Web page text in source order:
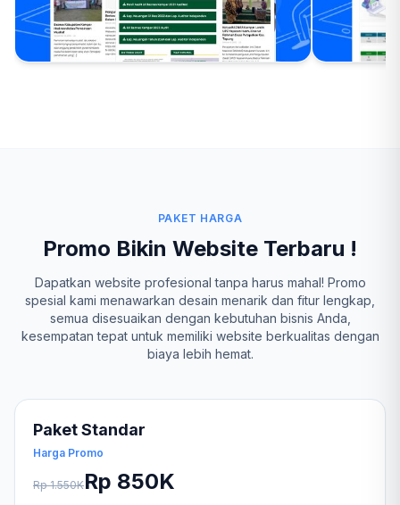
PAKET HARGA
Promo Bikin Website Terbaru !
Dapatkan website profesional tanpa harus mahal! Promo
spesial kami menawarkan desain menarik dan fitur lengkap,
semua disesuaikan dengan kebutuhan bisnis Anda,
kesempatan tepat untuk memiliki website berkualitas dengan
biaya lebih hemat.
Paket Standar
Harga Promo
Rp 1.550KRp 850K